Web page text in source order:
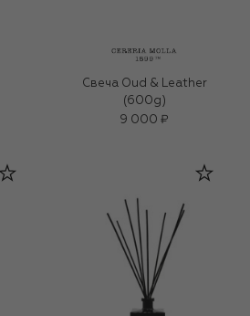
Свеча Oud & Leather
(600g)
9 000 ₽